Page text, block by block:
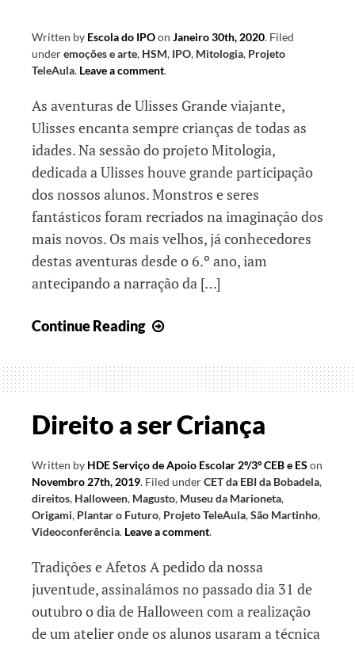
Outros,
o
Espírito
de
Natal
(
n
o
t
i
t
l
e
#
3
0
2
Written by Escola do IPOon Janeiro 30th, 2020. Filed
underemoções e arte, HSM, IPO, Mitologia, Projeto
TeleAula. Leave a comment.
As aventuras de Ulisses Grande viajante,
Ulisses encanta sempre crianças de todas as
idades. Na sessão do projeto Mitologia,
dedicada a Ulisses houve grande participação
dos nossos alunos. Monstros e seres
fantásticos foram recriados na imaginação dos
mais novos. Os mais velhos, já conhecedores
destas aventuras desde o 6.º ano, iam
antecipando a narração da […]
Continue Reading
Direito a ser Criança
Written by HDE Serviço de Apoio Escolar 2º/3º CEB e ES on
Novembro 27th, 2019. Filed underCET da EBI da Bobadela,
direitos, Halloween, Magusto, Museu da Marioneta,
Origami, Plantar o Futuro, Projeto TeleAula,São Martinho,
Videoconferência. Leave a comment.
Tradições e Afetos A pedido da nossa
juventude, assinalámos no passado dia 31 de
outubro o dia de Halloween com a realização
de um atelier onde os alunos usaram a técnica